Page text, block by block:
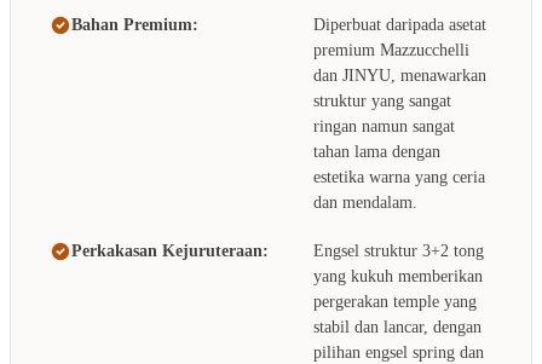
Bahan Premium:
Diperbuat daripada asetat
premium Mazzucchelli
dan JINYU, menawarkan
struktur yang sangat
ringan namun sangat
tahan lama dengan
estetika warna yang ceria
dan mendalam.
Perkakasan Kejuruteraan:
Engsel struktur 3+2 tong
yang kukuh memberikan
pergerakan temple yang
stabil dan lancar, dengan
pilihan engsel spring dan